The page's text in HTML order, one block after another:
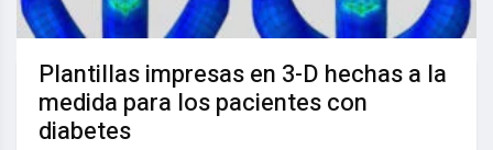
Plantillas impresas en 3-D hechas a la
medida para los pacientes con
diabetes